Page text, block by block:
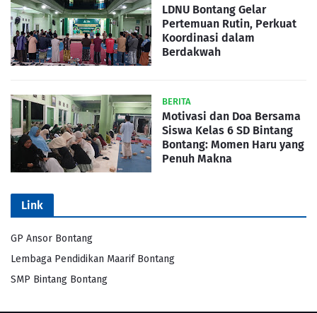
LDNU Bontang Gelar
Pertemuan Rutin, Perkuat
Koordinasi dalam
Berdakwah
BERITA
Motivasi dan Doa Bersama
Siswa Kelas 6 SD Bintang
Bontang: Momen Haru yang
Penuh Makna
Link
GP Ansor Bontang
Lembaga Pendidikan Maarif Bontang
SMP Bintang Bontang